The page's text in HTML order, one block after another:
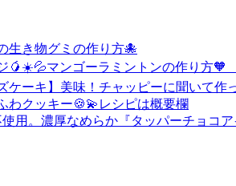
生き物グミの作り方🐙
🥭☀️💦マンゴーラミントンの作り方
ケーキ】美味！チャッピーに聞いて作
わクッキー🍪💫レシピは概要欄
使用。濃厚なめらか『タッパーチョコ